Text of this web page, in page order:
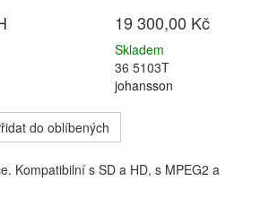
19 300,00 Kč
Skladem
36 5103T
johansson
do oblíbených
Kompatibilní s SD a HD, s MPEG2 a